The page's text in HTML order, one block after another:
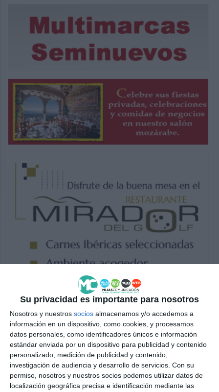
Su privacidad es importante para nosotros
Nosotros y nuestros socios almacenamos y/o accedemos a
información en un dispositivo, como cookies, y procesamos
datos personales, como identificadores únicos e información
estándar enviada por un dispositivo para publicidad y contenido
personalizado, medición de publicidad y contenido,
investigación de audiencia y desarrollo de servicios. Con su
permiso, nosotros y nuestros socios podemos utilizar datos de
localización geográfica precisa e identificación mediante las